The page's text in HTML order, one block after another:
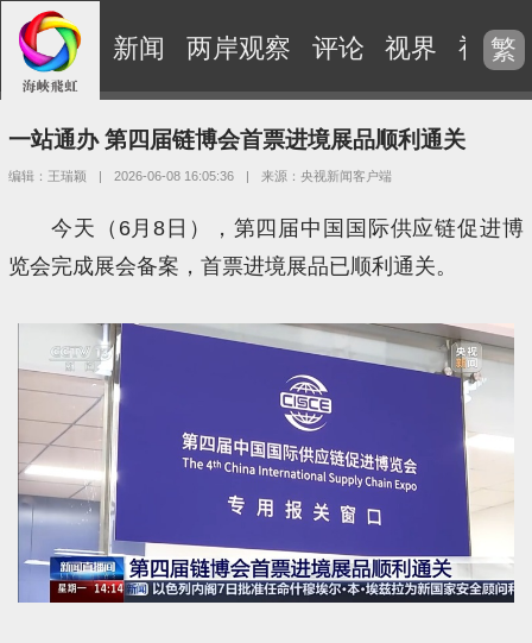
新闻 两岸观察 评论 视界 视频
繁
一站通办 第四届链博会首票进境展品顺利通关
编辑：王瑞颖 | 2026-06-08 16:05:36 | 来源：央视新闻客户端
今天（6月8日），第四届中国国际供应链促进博
览会完成展会备案，首票进境展品已顺利通关。